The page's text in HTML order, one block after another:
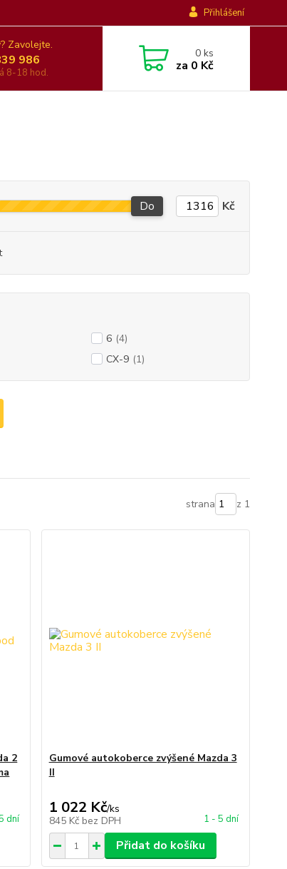
Přihlášení
Zavolejte.
986
8-18 hod.
0ks
za 0 Kč
Do Kč
6 (4)
CX-9 (1)
strana z 1
2
dní
Gumové autokoberce zvýšené Mazda 3
II
1 022 Kč/ks
845 Kč bez DPH 1 - 5 dní
Přidat do košíku